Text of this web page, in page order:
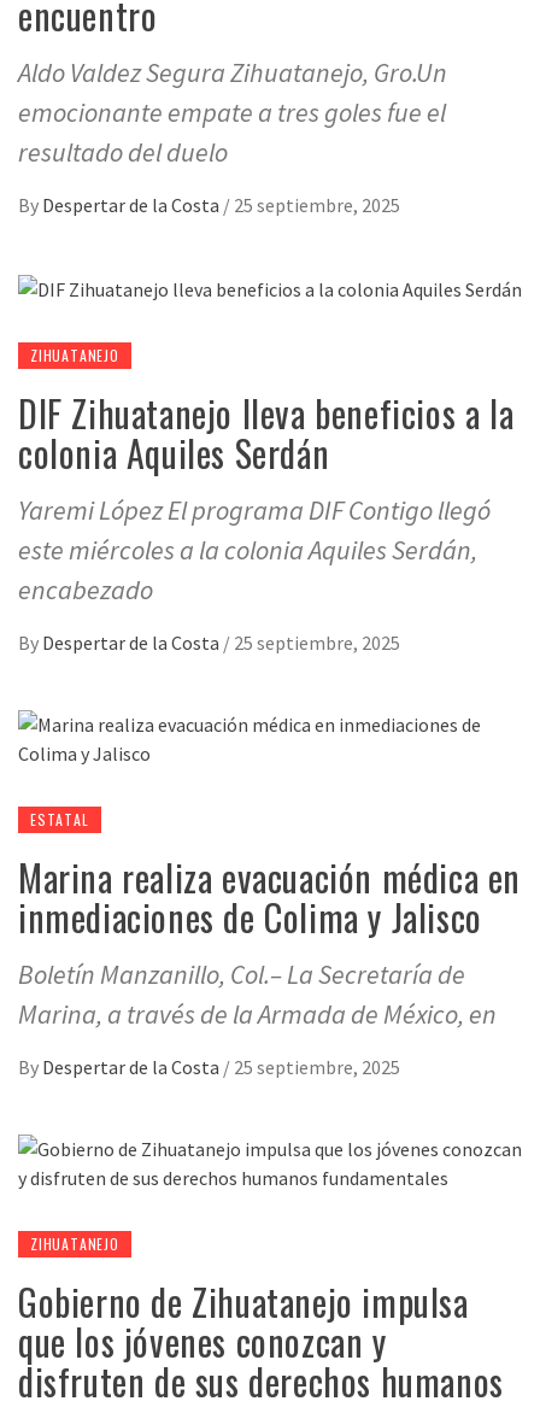
encuentro
Aldo Valdez Segura Zihuatanejo, Gro.Un
emocionante empate a tres goles fue el
resultado del duelo
By Despertar de la Costa / 25 septiembre, 2025
ZIHUATANEJO
DIF Zihuatanejo lleva beneficios a la
colonia Aquiles Serdán
Yaremi López El programa DIF Contigo llegó
este miércoles a la colonia Aquiles Serdán,
encabezado
By Despertar de la Costa / 25 septiembre, 2025
ESTATAL
Marina realiza evacuación médica en
inmediaciones de Colima y Jalisco
Boletín Manzanillo, Col.– La Secretaría de
Marina, a través de la Armada de México, en
By Despertar de la Costa / 25 septiembre, 2025
ZIHUATANEJO
Gobierno de Zihuatanejo impulsa
que los jóvenes conozcan y
disfruten de sus derechos humanos